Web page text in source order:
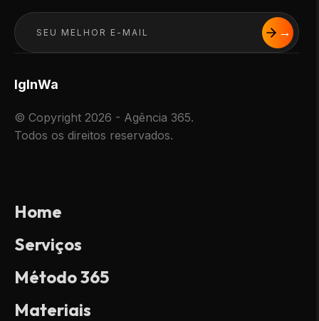
IgInWa
© Copyright 2026 - Agência 365.
Todos os direitos reservados.
Home
Serviços
Método 365
Materiais